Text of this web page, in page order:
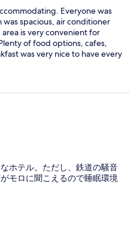
Everyone was
spacious, air conditioner
is very convenient for
of food options, cafes,
was very nice to have every
stay here again!
ホテル。ただし、鉄道の騒音
モロに聞こえるので睡眠環境